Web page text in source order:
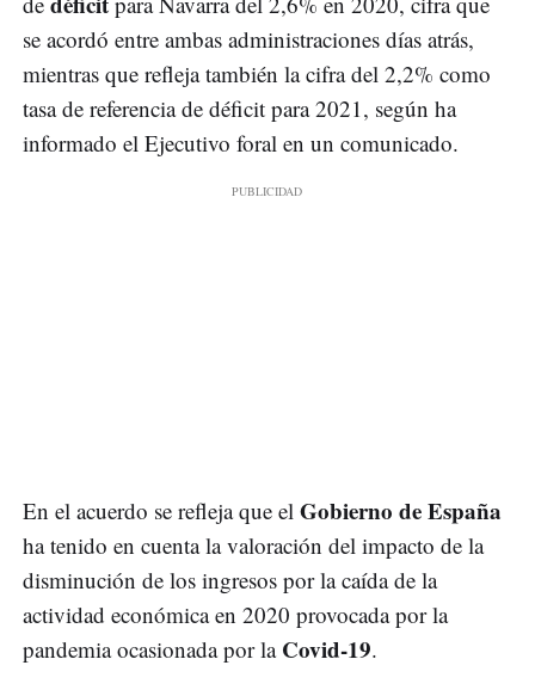
se acordó entre ambas administraciones días atrás,
mientras que refleja también la cifra del 2,2% como
tasa de referencia de déficit para 2021, según ha
informado el Ejecutivo foral en un comunicado.
En el acuerdo se refleja que el Gobierno de España
ha tenido en cuenta la valoración del impacto de la
disminución de los ingresos por la caída de la
actividad económica en 2020 provocada por la
pandemia ocasionada por la Covid-19.